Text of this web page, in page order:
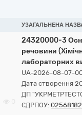
УЗАГАЛЬНЕНА
24320000-3
речовини
лабораторних
UA-2026-08-07-
Дата створення
ДП
ЄДРПОУ: 02568182